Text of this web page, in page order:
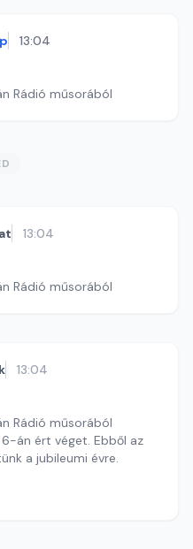
13:04
Rádió műsorából
13:04
Rádió műsorából
13:04
Rádió műsorából
án ért véget. Ebből az
a jubileumi évre.